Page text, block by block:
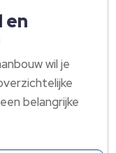
en
wil je
belangrijke